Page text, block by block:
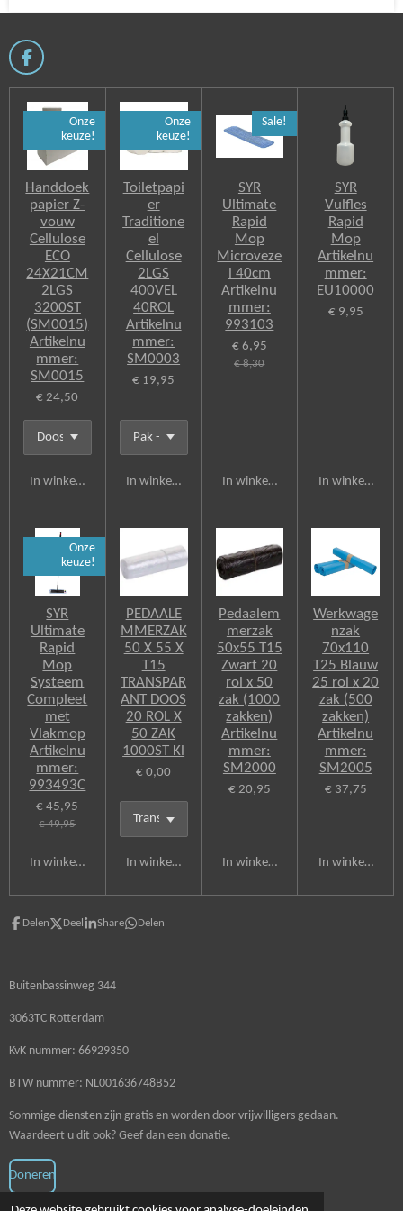
F
e
Onze
keuze!
Handdoek
papier Z-
vouw
Cellulose
ECO
24X21CM
2LGS
3200ST
(SM0015)
Artikelnu
mmer:
SM0015
€ 24,50
In winkelwagen
Onze
keuze!
Toiletpapi
er
Traditione
el
Cellulose
2LGS
400VEL
40ROL
Artikelnu
mmer:
SM0003
€ 19,95
In winkelwagen
Sale!
SYR
Ultimate
Rapid
Mop
Microveze
l 40cm
Artikelnu
mmer:
993103
€ 6,95
€ 8,30
In winkelwagen
SYR
Vulfles
Rapid
Mop
Artikelnu
mmer:
EU10000
€ 9,95
In winkelwagen
Onze
keuze!
SYR
Ultimate
Rapid
Mop
Systeem
Compleet
met
Vlakmop
Artikelnu
mmer:
993493C
€ 45,95
€ 49,95
In winkelwagen
PEDAALE
MMERZAK
50 X 55 X
T15
TRANSPAR
ANT DOOS
20 ROL X
50 ZAK
1000ST Kl
€ 0,00
In winkelwagen
Pedaalem
merzak
50x55 T15
Zwart 20
rol x 50
zak (1000
zakken)
Artikelnu
mmer:
SM2000
€ 20,95
In winkelwagen
Werkwage
nzak
70x110
T25 Blauw
25 rol x 20
zak (500
zakken)
Artikelnu
mmer:
SM2005
€ 37,75
In winkelwagen
Delen Deel Share Delen
Buitenbassinweg 344
3063TC Rotterdam
KvK nummer: 66929350
BTW nummer: NL001636748B52
Sommige diensten zijn gratis en worden door vrijwilligers gedaan.
Waardeert u dit ook? Geef dan een donatie.
Doneren
© 2020 - 2026 Schoonmaakzaken